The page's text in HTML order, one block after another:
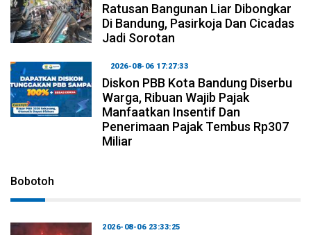
Ratusan Bangunan Liar Dibongkar
Di Bandung, Pasirkoja Dan Cicadas
Jadi Sorotan
2026-08-06 17:27:33
Diskon PBB Kota Bandung Diserbu
Warga, Ribuan Wajib Pajak
Manfaatkan Insentif Dan
Penerimaan Pajak Tembus Rp307
Miliar
Bobotoh
2026-08-06 23:33:25